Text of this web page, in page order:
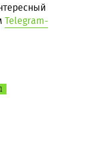
Telegram-